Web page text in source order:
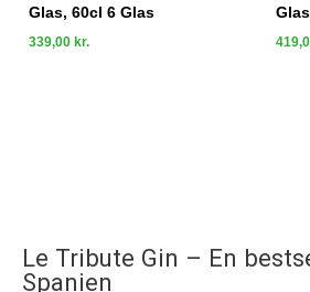
Glas, 60cl 6 Glas
339,00 kr.
Le Tribute Gin – En
Spanien